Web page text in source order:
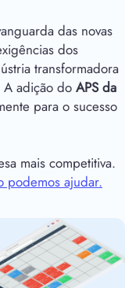
das novas
dos
transformadora
A adição do APS da
para o sucesso
mais competitiva.
podemos ajudar.